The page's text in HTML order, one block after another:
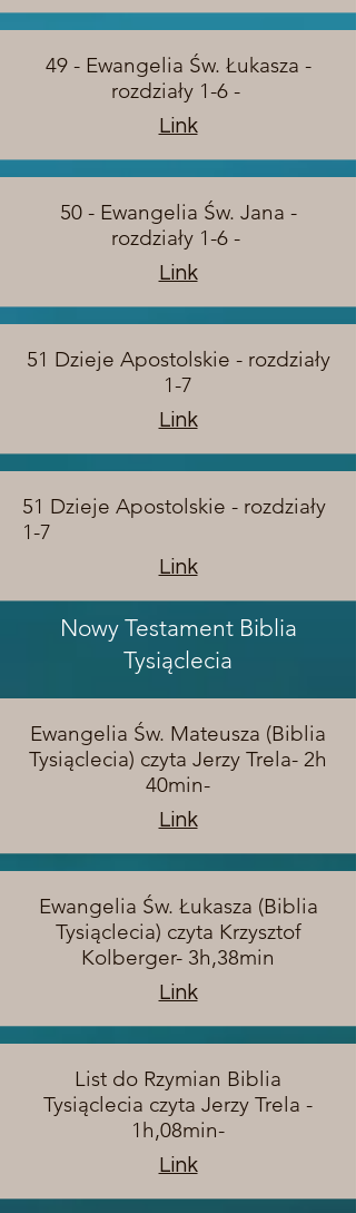
49 - Ewangelia Św. Łukasza -
rozdziały 1-6 -
Link
50 - Ewangelia Św. Jana -
rozdziały 1-6 -
Link
51 Dzieje Apostolskie - rozdziały
1-7
Link
51 Dzieje Apostolskie - rozdziały
1-7
Link
Nowy Testament Biblia
Tysiąclecia
Ewangelia Św. Mateusza (Biblia
Tysiąclecia) czyta Jerzy Trela- 2h
40min-
Link
Ewangelia Św. Łukasza (Biblia
Tysiąclecia) czyta Krzysztof
Kolberger- 3h,38min
Link
List do Rzymian Biblia
Tysiąclecia czyta Jerzy Trela -
1h,08min-
Link